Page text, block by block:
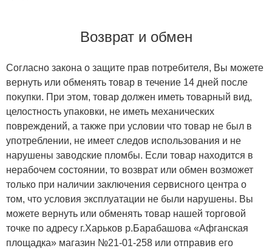
Возврат и обмен
Согласно закона о защите прав потребителя, Вы можете
вернуть или обменять товар в течение 14 дней после
покупки. При этом, товар должен иметь товарный вид,
целостность упаковки, не иметь механических
повреждений, а также при условии что товар не был в
употреблении, не имеет следов использования и не
нарушены заводские пломбы. Если товар находится в
нерабочем состоянии, то возврат или обмен возможет
только при наличии заключения сервисного центра о
том, что условия эксплуатации не были нарушены. Вы
можете вернуть или обменять товар нашей торговой
точке по адресу г.Харьков р.Барабашова «Афганская
площадка» магазин №21-01-258 или отправив его